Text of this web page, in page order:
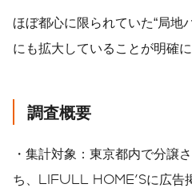
ほぼ都心に限られていた“局地
にも拡大していることが明確
調査概要
・集計対象：東京都内で分譲
ち、LIFULL HOME'Sに広告